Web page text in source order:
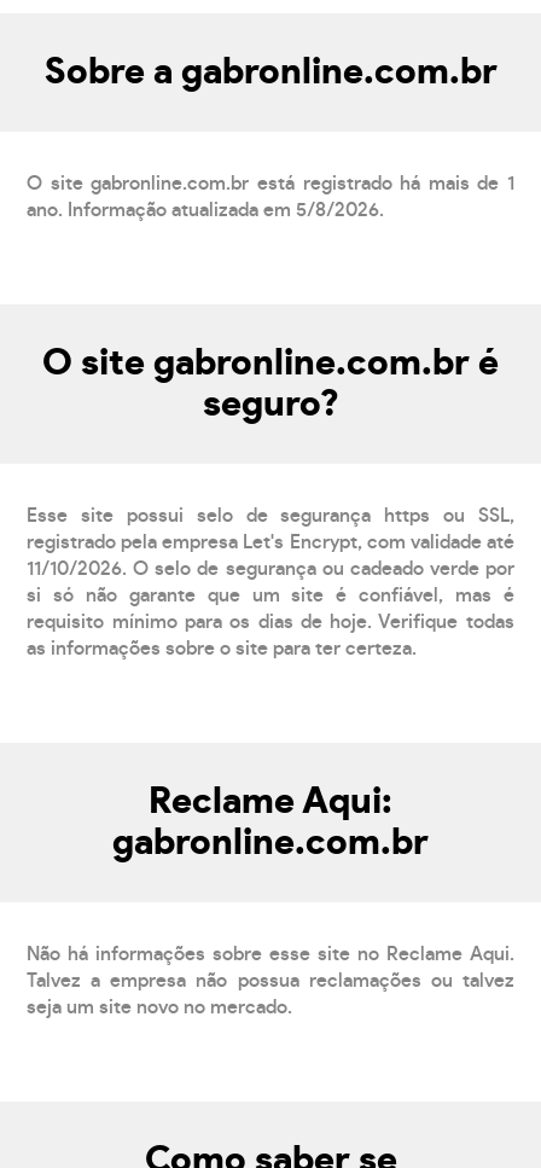
Sobre a gabronline.com.br
O site gabronline.com.br está registrado há mais de 1
ano. Informação atualizada em 5/8/2026.
O site gabronline.com.br é
seguro?
Esse site possui selo de segurança https ou SSL,
registrado pela empresa Let's Encrypt, com validade até
11/10/2026. O selo de segurança ou cadeado verde por
si só não garante que um site é confiável, mas é
requisito mínimo para os dias de hoje. Verifique todas
as informações sobre o site para ter certeza.
Reclame Aqui:
gabronline.com.br
Não há informações sobre esse site no Reclame Aqui.
Talvez a empresa não possua reclamações ou talvez
seja um site novo no mercado.
Como saber se